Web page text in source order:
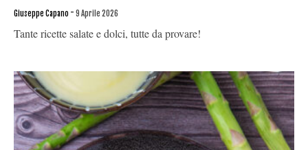
Giuseppe Capano - 9 Aprile 2026
Tante ricette salate e dolci, tutte da provare!